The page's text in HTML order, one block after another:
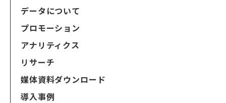
データについて
プロモーション
アナリティクス
リサーチ
媒体資料ダウンロード
導入事例